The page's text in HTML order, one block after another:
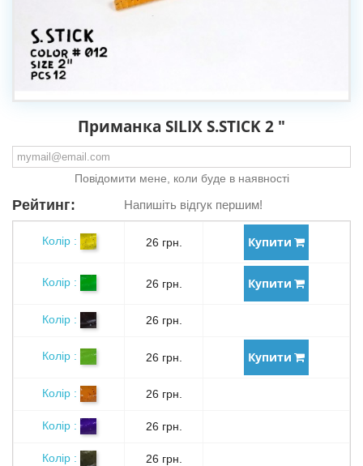
Приманка SILIX S.STICK 2 "
Повідомити мене, коли буде в наявності
Рейтинг: Напишіть відгук першим!
Колір : 26 грн. Купити
Колір : 26 грн. Купити
Колір : 26 грн.
Колір : 26 грн. Купити
Колір : 26 грн.
Колір : 26 грн.
Колір : 26 грн.